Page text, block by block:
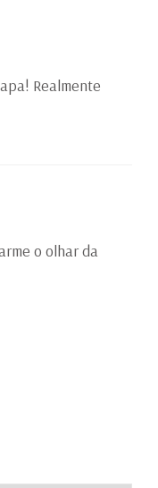
Realmente
o olhar da